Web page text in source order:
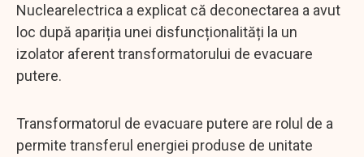
Nuclearelectrica a explicat că deconectarea a avut
loc după apariția unei disfuncționalități la un
izolator aferent transformatorului de evacuare
putere.
Transformatorul de evacuare putere are rolul de a
permite transferul energiei produse de unitate